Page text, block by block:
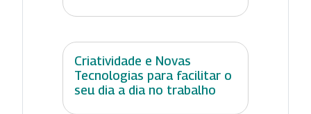
Criatividade e Novas
Tecnologias para facilitar o
seu dia a dia no trabalho